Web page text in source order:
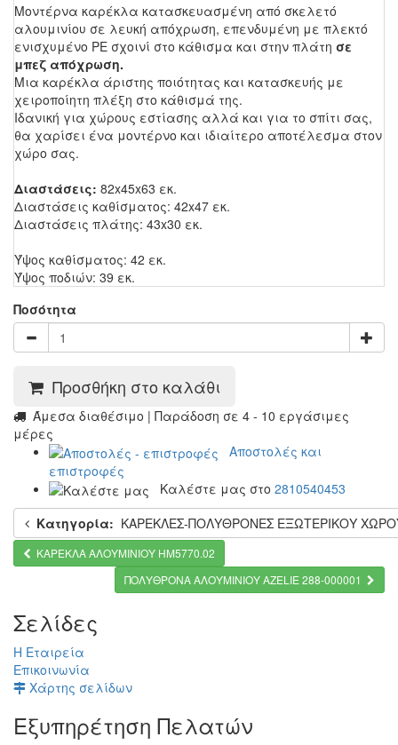
Μοντέρνα καρέκλα κατασκευασμένη από σκελετό
αλουμινίου σε λευκή απόχρωση, επενδυμένη με πλεκτό
ενισχυμένο PE σχοινί στο κάθισμα και στην πλάτη σε
μπεζ απόχρωση.
Μια καρέκλα άριστης ποιότητας και κατασκευής με
χειροποίητη πλέξη στο κάθισμά της.
Ιδανική για χώρους εστίασης αλλά και για το σπίτι σας,
θα χαρίσει ένα μοντέρνο και ιδιαίτερο αποτέλεσμα στον
χώρο σας.
Διαστάσεις: 82x45x63 εκ.
Διαστάσεις καθίσματος: 42x47 εκ.
Διαστάσεις πλάτης: 43x30 εκ.
Ύψος καθίσματος: 42 εκ.
Ύψος ποδιών: 39 εκ.
Ποσότητα
Προσθήκη στο καλάθι
Άμεσα διαθέσιμο | Παράδοση σε 4 - 10 εργάσιμες
μέρες
Αποστολές και
επιστροφές
Καλέστε μας στο 2810540453
Κατηγορία: ΚΑΡΕΚΛΕΣ-ΠΟΛΥΘΡΟΝΕΣ ΕΞΩΤΕΡΙΚΟΥ
ΚΑΡΕΚΛΑ ΑΛΟΥΜΙΝΙΟΥ HM5770.02
ΠΟΛΥΘΡΟΝΑ ΑΛΟΥΜΙΝΙΟΥ AZELIE 288-000001
Σελίδες
Η Εταιρεία
Επικοινωνία
Χάρτης σελίδων
Εξυπηρέτηση Πελατών